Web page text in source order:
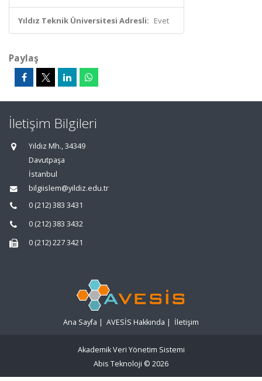
Yıldız Teknik Üniversitesi Adresli: Evet
Paylaş
İletişim Bilgileri
Yıldız Mh., 34349
Davutpaşa
İstanbul
bilgiislem@yildiz.edu.tr
0 (212) 383 3431
0 (212) 383 3432
0 (212) 227 3421
Ana Sayfa | AVESİS Hakkında | İletişim
Akademik Veri Yönetim Sistemi
Abis Teknoloji © 2026